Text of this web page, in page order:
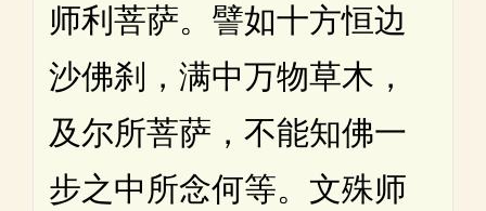
师利菩萨。譬如十方恒边
沙佛刹，满中万物草木，
及尔所菩萨，不能知佛一
步之中所念何等。文殊师